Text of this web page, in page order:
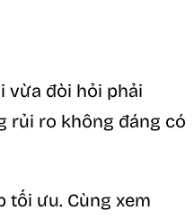
vừa đòi hỏi phải
rủi ro không đáng có
tối ưu. Cùng xem